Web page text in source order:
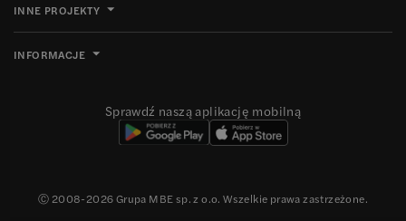
INNE PROJEKTY
INFORMACJE
Sprawdź naszą aplikację mobilną
Ⓒ 2008-2026Grupa MBE sp. z o.o. Wszelkie prawa zastrzeżone.